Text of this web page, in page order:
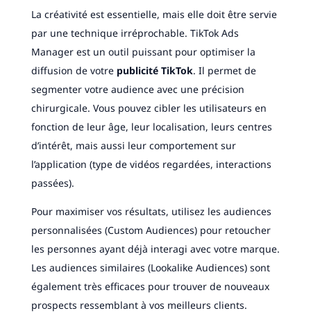
La créativité est essentielle, mais elle doit être servie
par une technique irréprochable. TikTok Ads
Manager est un outil puissant pour optimiser la
diffusion de votre publicité TikTok. Il permet de
segmenter votre audience avec une précision
chirurgicale. Vous pouvez cibler les utilisateurs en
fonction de leur âge, leur localisation, leurs centres
d’intérêt, mais aussi leur comportement sur
l’application (type de vidéos regardées, interactions
passées).
Pour maximiser vos résultats, utilisez les audiences
personnalisées (Custom Audiences) pour retoucher
les personnes ayant déjà interagi avec votre marque.
Les audiences similaires (Lookalike Audiences) sont
également très efficaces pour trouver de nouveaux
prospects ressemblant à vos meilleurs clients.